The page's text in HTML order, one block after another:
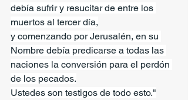
debía sufrir y resucitar de entre los
muertos al tercer día,
y comenzando por Jerusalén, en su
Nombre debía predicarse a todas las
naciones la conversión para el perdón
de los pecados.
Ustedes son testigos de todo esto."